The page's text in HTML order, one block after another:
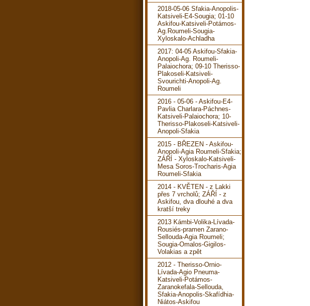
2018-05-06 Sfakia-Anopolis-
Katsiveli-E4-Sougia; 01-10
Askifou-Katsiveli-Potámos-
Ag.Roumeli-Sougia-
Xyloskalo-Achladha
2017: 04-05 Askifou-Sfakia-
Anopoli-Ag. Roumeli-
Palaiochora; 09-10 Therisso-
Plakoseli-Katsiveli-
Svourichti-Anopoli-Ag.
Roumeli
2016 - 05-06 - Askifou-E4-
Pavlia Charlara-Páchnes-
Katsiveli-Palaiochora; 10-
Therisso-Plakoseli-Katsiveli-
Anopoli-Sfakia
2015 - BŘEZEN - Askifou-
Anopoli-Agia Roumeli-Sfakia;
ZÁŘÍ - Xyloskalo-Katsiveli-
Mesa Soros-Trocharis-Agia
Roumeli-Sfakia
2014 - KVĚTEN - z Lakki
přes 7 vrcholů; ZÁŘÍ - z
Askifou, dva dlouhé a dva
kratší treky
2013 Kámbi-Volika-Lívada-
Rousiés-pramen Zarano-
Sellouda-Agia Roumeli;
Sougia-Omalos-Gigilos-
Volakias a zpět
2012 - Therisso-Ornio-
Lívada-Agio Pneuma-
Katsiveli-Potámos-
Zaranokefala-Sellouda,
Sfakia-Anopolis-Skafídhia-
Niátos-Askifou